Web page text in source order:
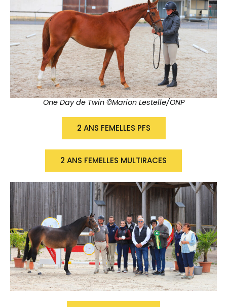
One Day de Twin ©Marion Lestelle/ONP
2 ANS FEMELLES PFS
2 ANS FEMELLES MULTIRACES